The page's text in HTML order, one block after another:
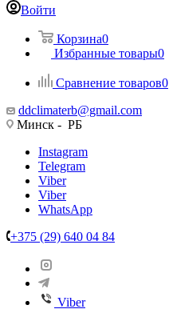
Войти
Корзина0
Избранные товары0
Сравнение товаров0
ddclimaterb@gmail.com
Минск - РБ
Instagram
Telegram
Viber
Viber
WhatsApp
+375 (29) 640 04 84
Viber